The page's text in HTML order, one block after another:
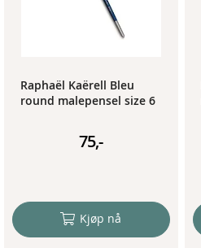
Raphaël Kaërell Bleu
round malepensel size 6
75,-
Kjøp nå